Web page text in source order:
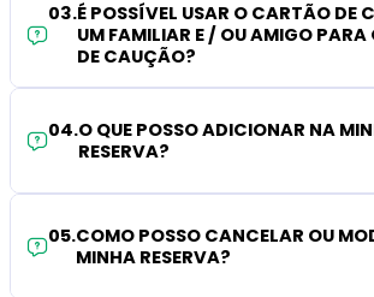
03.É POSSÍVEL USAR O CARTÃO DE
UM FAMILIAR E / OU AMIGO PARA
DE CAUÇÃO?
04.O QUE POSSO ADICIONAR NA
RESERVA?
05.COMO POSSO CANCELAR OU
MINHA RESERVA?